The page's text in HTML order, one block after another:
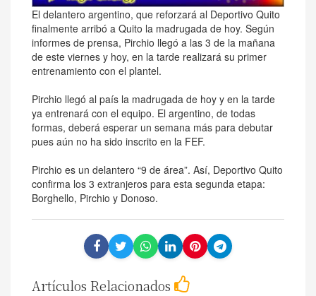
El delantero argentino, que reforzará al Deportivo Quito
finalmente arribó a Quito la madrugada de hoy. Según
informes de prensa, Pirchio llegó a las 3 de la mañana
de este viernes y hoy, en la tarde realizará su primer
entrenamiento con el plantel.
Pirchio llegó al país la madrugada de hoy y en la tarde
ya entrenará con el equipo. El argentino, de todas
formas, deberá esperar un semana más para debutar
pues aún no ha sido inscrito en la FEF.
Pirchio es un delantero “9 de área”. Así, Deportivo Quito
confirma los 3 extranjeros para esta segunda etapa:
Borghello, Pirchio y Donoso.
Artículos Relacionados